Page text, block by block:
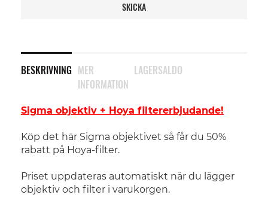
SKICKA
BESKRIVNING
Sigma objektiv + Hoya filtererbjudande!
Köp det här Sigma objektivet så får du 50%
rabatt på Hoya-filter.
Priset uppdateras automatiskt när du lägger
objektiv och filter i varukorgen.
MER
INFORMATION
LAGERSALDO